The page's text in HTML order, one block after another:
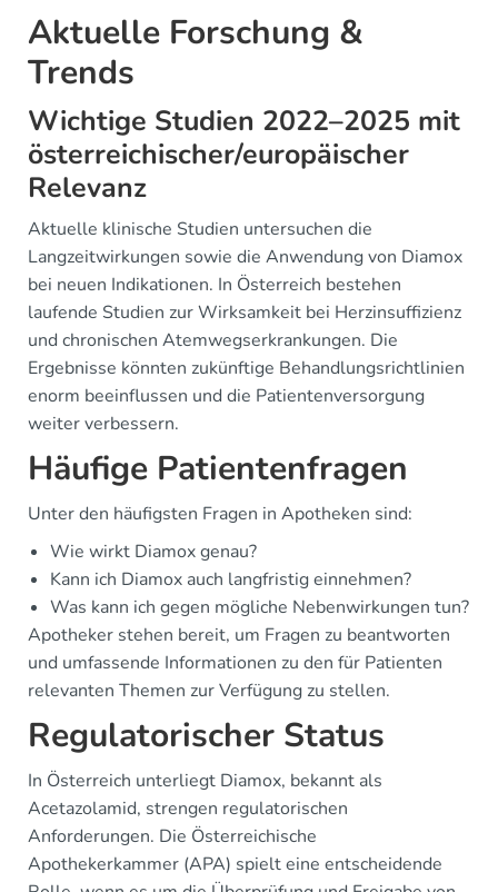
Aktuelle Forschung &
Trends
Wichtige Studien 2022–2025 mit
österreichischer/europäischer
Relevanz
Aktuelle klinische Studien untersuchen die
Langzeitwirkungen sowie die Anwendung von Diamox
bei neuen Indikationen. In Österreich bestehen
laufende Studien zur Wirksamkeit bei Herzinsuffizienz
und chronischen Atemwegserkrankungen. Die
Ergebnisse könnten zukünftige Behandlungsrichtlinien
enorm beeinflussen und die Patientenversorgung
weiter verbessern.
Häufige Patientenfragen
Unter den häufigsten Fragen in Apotheken sind:
Wie wirkt Diamox genau?
Kann ich Diamox auch langfristig einnehmen?
Was kann ich gegen mögliche Nebenwirkungen tun?
Apotheker stehen bereit, um Fragen zu beantworten
und umfassende Informationen zu den für Patienten
relevanten Themen zur Verfügung zu stellen.
Regulatorischer Status
In Österreich unterliegt Diamox, bekannt als
Acetazolamid, strengen regulatorischen
Anforderungen. Die Österreichische
Apothekerkammer (APA) spielt eine entscheidende